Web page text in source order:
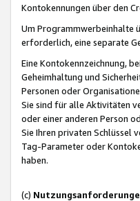
Kontokennungen über den
Um Programmwerbeinhalte
erforderlich, eine separate
Eine Kontokennzeichnung,
Geheimhaltung und
Personen oder
Sie sind für alle Aktivitäten
oder einer anderen Person
Sie Ihren privaten Schlüssel
Tag-Parameter oder
haben.
(c)